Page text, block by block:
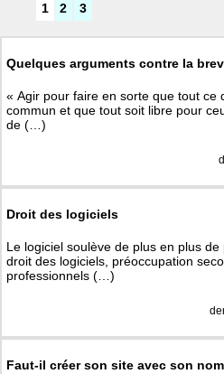
1 2 3
Quelques arguments contre la
« Agir pour faire en sorte que tout ce
commun et que tout soit libre pour
de (…)
Droit des logiciels
Le logiciel soulève de plus en plus
droit des logiciels, préoccupation
professionnels (…)
Faut-il créer son site avec son